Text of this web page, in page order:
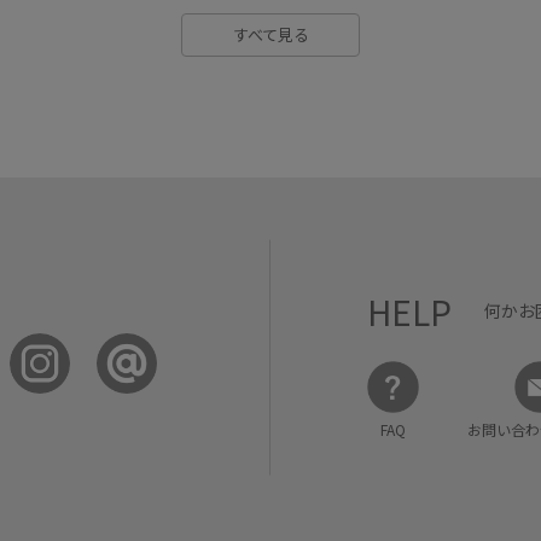
すべて見る
HELP 何かお
FAQ お問い合